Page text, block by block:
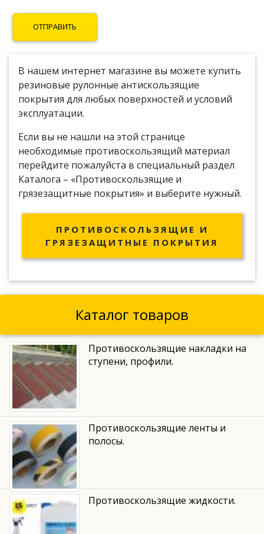
В нашем интернет магазине вы можете купить
резиновые рулонные антискользящие
покрытия для любых поверхностей и условий
эксплуатации.
Если вы не нашли на этой странице
необходимые противоскользящий материал
перейдите пожалуйста в специальный раздел
Каталога – «Противоскользящие и
грязезащитные покрытия» и выберите нужный.
ПРОТИВОСКОЛЬЗЯЩИЕ И
ГРЯЗЕЗАЩИТНЫЕ ПОКРЫТИЯ
Каталог товаров
Противоскользящие накладки на
ступени, профили.
Противоскользящие ленты и
полосы.
Противоскользящие жидкости.